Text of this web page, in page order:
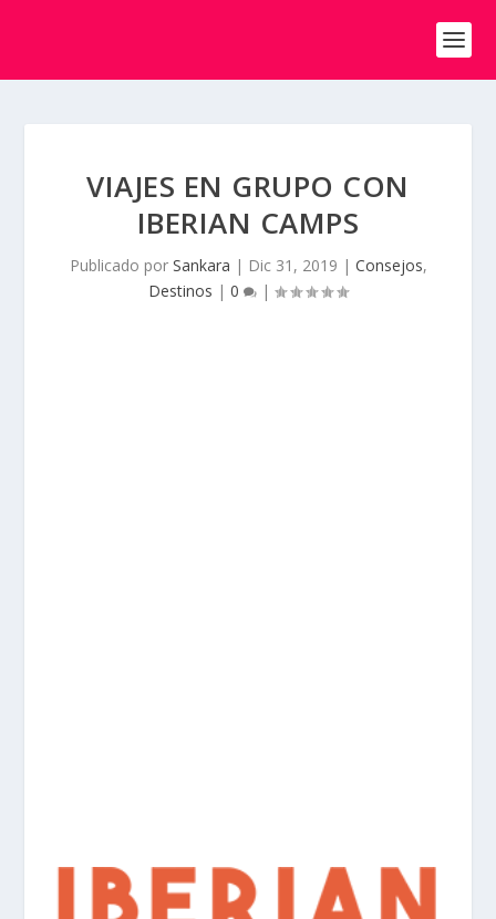
VIAJES EN GRUPO CON
IBERIAN CAMPS
Publicado por Sankara | Dic 31, 2019 | Consejos,
Destinos | 0 |